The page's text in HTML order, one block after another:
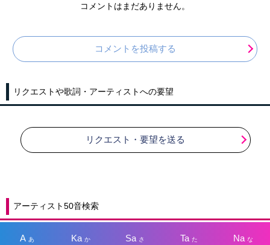
コメントはまだありません。
コメントを投稿する
リクエストや歌詞・アーティストへの要望
リクエスト・要望を送る
アーティスト50音検索
A あ Kaか Sa さ Taた Na な